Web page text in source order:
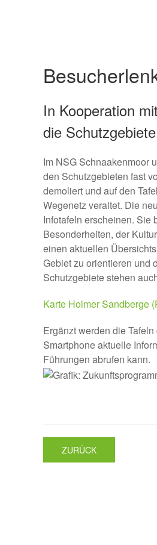
In Kooperation
die
Im NSG Schnaakenmoor
den Schutzgebieten fast
demoliert und auf den
Wegenetz veraltet. Die
Infotafeln erscheinen. Sie
Besonderheiten, der
einen aktuellen
Gebiet zu orientieren und
Schutzgebiete stehen
Karte Holmer Sandberge
Ergänzt werden die Tafeln
Smartphone aktuelle
Führungen abrufen kann.
ZURÜCK